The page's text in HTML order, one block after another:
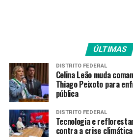
IPVA atrasado
O auditor fiscal também
migração dos débitos, o
vencido deverá emitir o
para pagamento do imposto no
Economia.
ÚLTIMAS
DISTRITO FEDERAL
Celina Leão muda
Thiago Peixoto para
pública
DISTRITO FEDERAL
Tecnologia e
contra a crise